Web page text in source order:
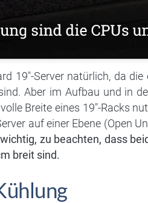
19″-Server natürlich, da die
Aber im Aufbau und in
Breite eines 19″-Racks
auf einer Ebene (Open
zu beachten, dass
breit sind.